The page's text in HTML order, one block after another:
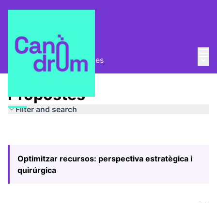
Pla Estratègic Propostes
Propostes
Filter and search
Optimitzar recursos: perspectiva estratègica i
quirúrgica